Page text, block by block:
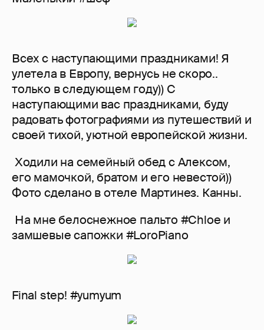
Всех с наступающими праздниками! Я
улетела в Европу, вернусь не скоро..
только в следующем году)) С
наступающими вас праздниками, буду
радовать фотографиями из путешествий и
своей тихой, уютной европейской жизни.
Ходили на семейный обед с Алексом,
его мамочкой, братом и его невестой))
Фото сделано в отеле Мартинез. Канны.
На мне белоснежное пальто #Chloe и
замшевые сапожки #LoroPiano
Final step! #yumyum